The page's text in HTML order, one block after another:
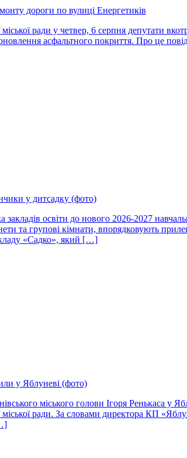
дороги по вулиці Енергетиків
міської ради у четвер, 6 серпня депутати
асфальтного покриття. Про це
у дитсадку (фото)
закладів освіти до нового 2026-2027
та групові кімнати, впорядковують
«Садко», який […]
у Яблуневі (фото)
міського голови Ігоря Ренькаса у
ради. За словами директора КП